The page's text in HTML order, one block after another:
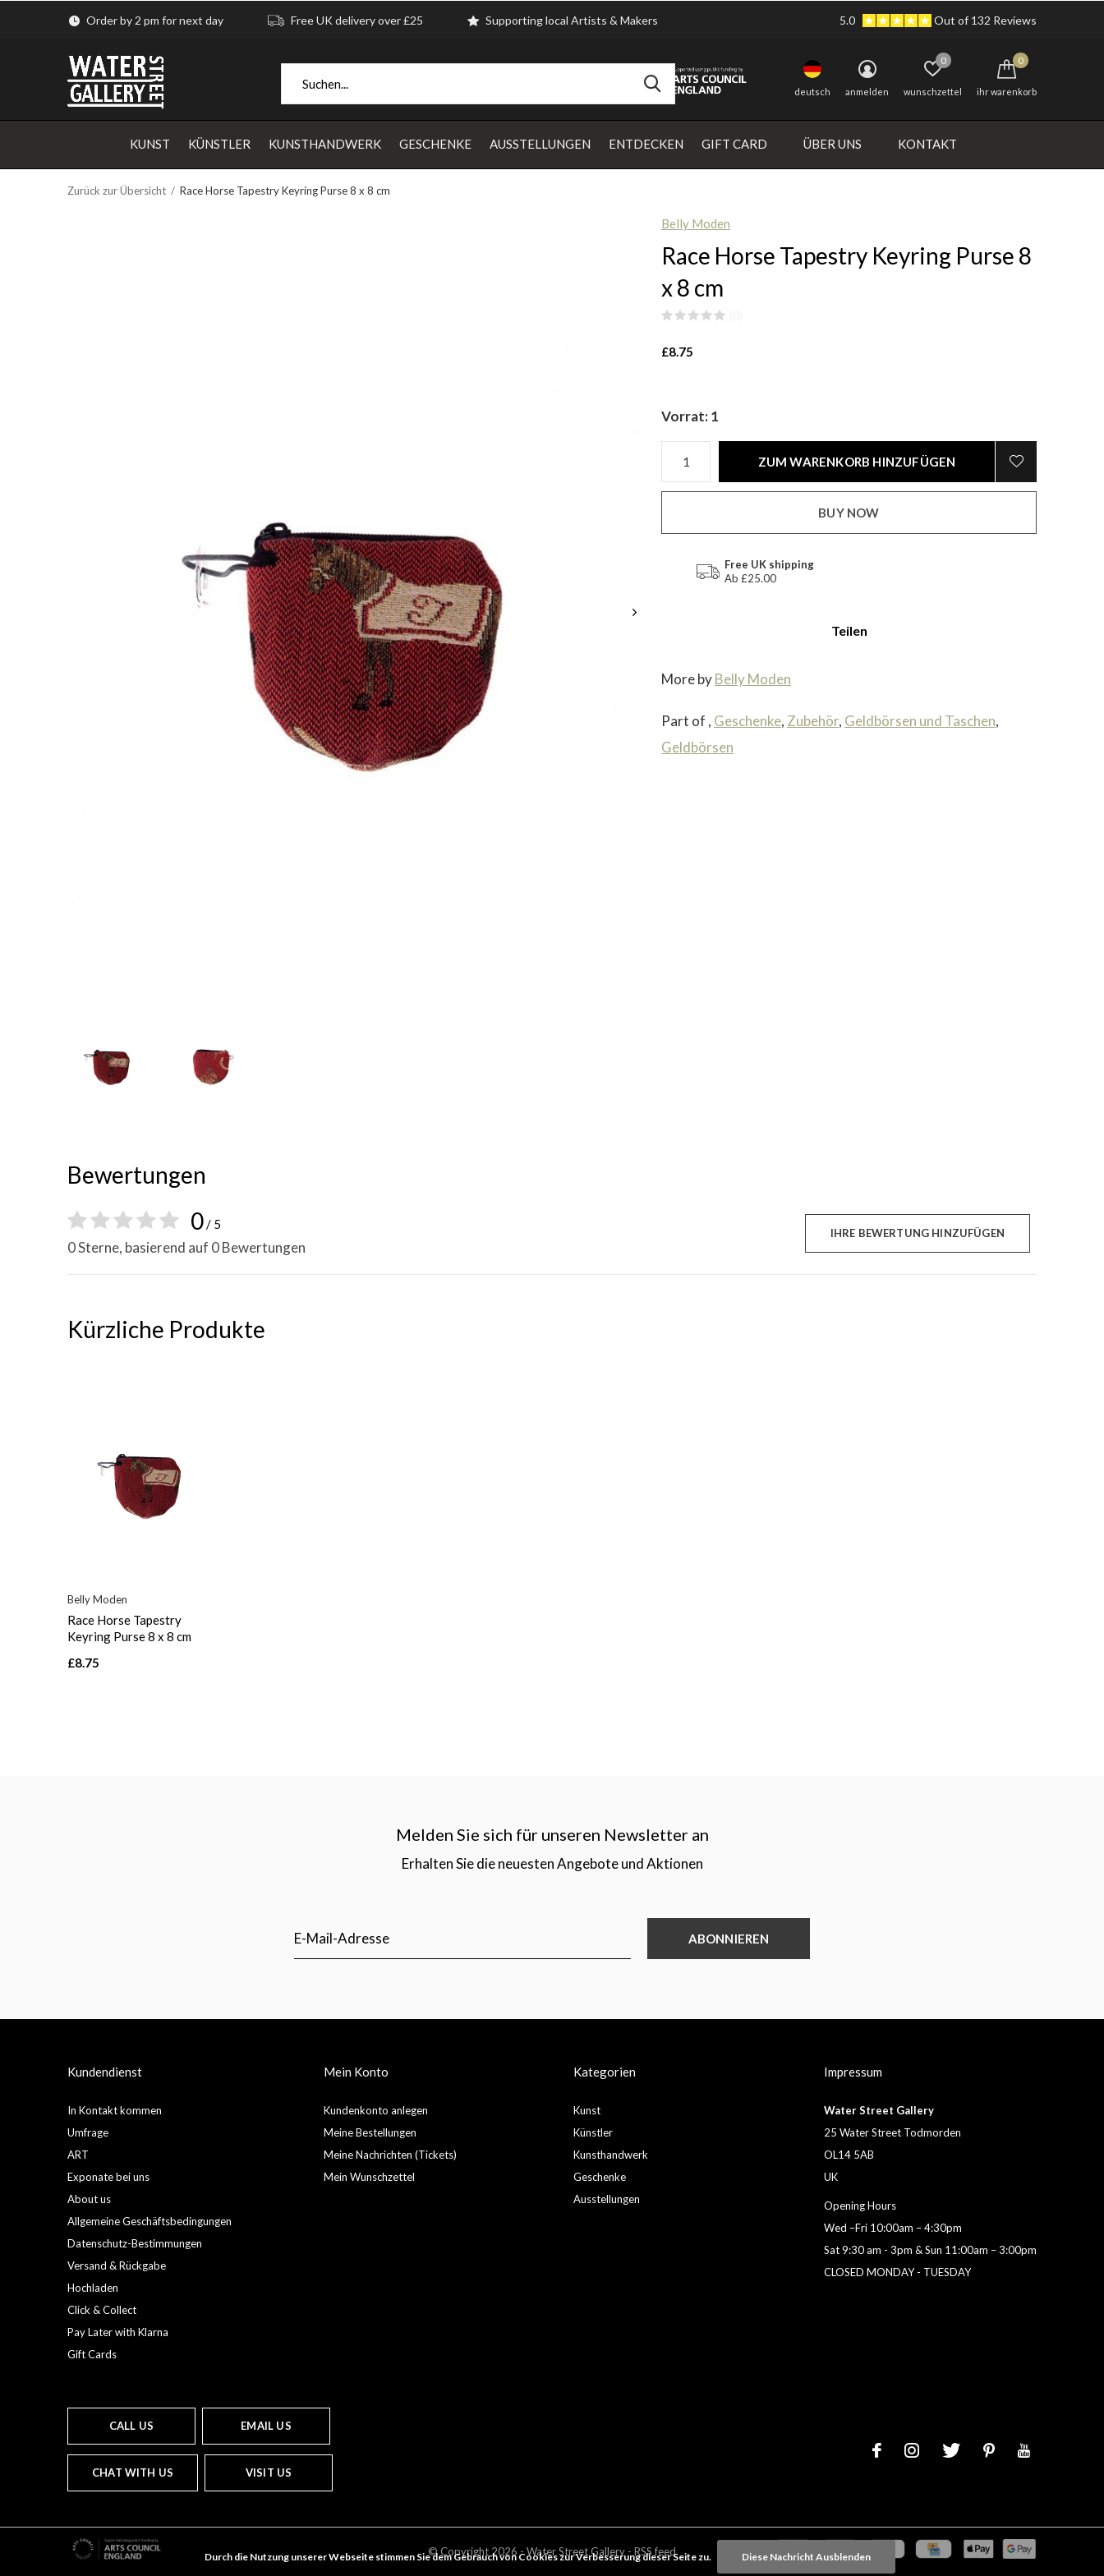
KUNST KÜNSTLER KUNSTHANDWERK GESCHENKE AUSSTELLUNGEN ENTDECKEN GIFT CARD ÜBER UNS KONTAKT
deutsch anmelden wunschzettel
0
ihr warenkorb
0
Order by 2 pm for next day Free UK delivery over £25 Supporting local Artists & Makers 5.0 Out of 132 Reviews
Zurück zur Übersicht Race Horse Tapestry Keyring Purse 8 x 8 cm
Belly Moden
Race Horse Tapestry Keyring Purse 8
x 8 cm
£8.75
Vorrat: 1
ZUM WARENKORB HINZUFÜGEN
BUY NOW
Free UK shipping
Ab £25.00
Teilen
More byBelly Moden
Part of , Geschenke, Zubehör, Geldbörsen und Taschen,
Geldbörsen
Bewertungen
0/ 5
0 Sterne, basierend auf 0 Bewertungen
IHRE BEWERTUNG HINZUFÜGEN
Kürzliche Produkte
Belly Moden
Race Horse Tapestry
Keyring Purse 8 x 8 cm
£8.75
Melden Sie sich für unseren Newsletter an
Erhalten Sie die neuesten Angebote und Aktionen
ABONNIEREN
Kundendienst
In Kontakt kommen
Umfrage
ART
Exponate bei uns
About us
Allgemeine Geschäftsbedingungen
Datenschutz-Bestimmungen
Versand & Rückgabe
Hochladen
Click & Collect
Pay Later with Klarna
Gift Cards
Mein Konto
Kundenkonto anlegen
Meine Bestellungen
Meine Nachrichten (Tickets)
Mein Wunschzettel
Kategorien
Kunst
Künstler
Kunsthandwerk
Geschenke
Ausstellungen
Impressum
Water Street Gallery
25 Water Street Todmorden
OL14 5AB
UK
Opening Hours
Wed –Fri 10:00am – 4:30pm
Sat 9:30 am - 3pm & Sun 11:00am – 3:00pm
CLOSED MONDAY - TUESDAY
CALL US EMAIL US
CHAT WITH US VISIT US
© Copyright 2026 - Water Street Gallery - RSS feed
Durch die Nutzung unserer Webseite stimmen Sie dem Gebrauch von Cookies zur Verbesserung dieser Seite zu. Diese Nachricht Ausblenden